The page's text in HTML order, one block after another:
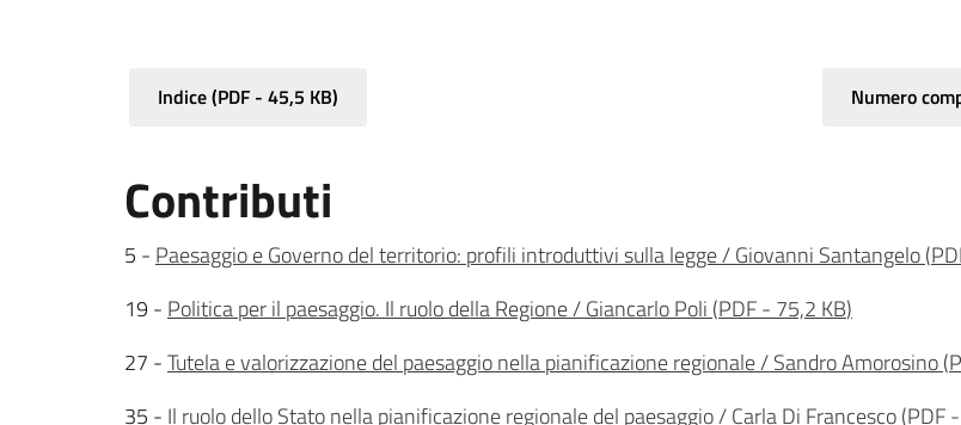
Indice(PDF- 45,5 KB) Numero
Contributi
5 - Paesaggio e Governo del territorio: profili introduttivi sulla legge / Giovanni Santangelo(
19 - Politica per il paesaggio. Il ruolo della Regione / Giancarlo Poli (PDF- 75,2 KB)
27 -Tutela e valorizzazione del paesaggio nella pianificazione regionale / Sandro Amorosino(
35 - Il ruolo dello Stato nella pianificazione regionale del paesaggio / Carla Di Francesco(PDF-